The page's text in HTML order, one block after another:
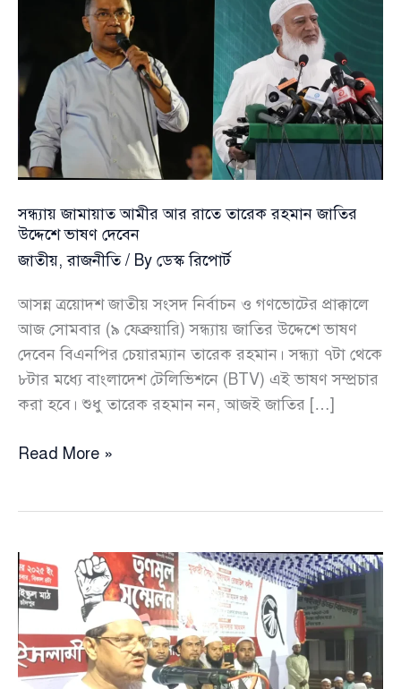
সন্ধ্যায় জামায়াত আমীর আর রাতে তারেক রহমান জাতির
উদ্দেশে ভাষণ দেবেন
জাতীয়,রাজনীতি/ By ডেস্ক রিপোর্ট
আসন্ন ত্রয়োদশ জাতীয় সংসদ নির্বাচন ও গণভোটের প্রাক্কালে
আজ সোমবার (৯ ফেব্রুয়ারি) সন্ধ্যায় জাতির উদ্দেশে ভাষণ
দেবেন বিএনপির চেয়ারম্যান তারেক রহমান। সন্ধ্যা ৭টা থেকে
৮টার মধ্যে বাংলাদেশ টেলিভিশনে (BTV) এই ভাষণ সম্প্রচার
করা হবে। শুধু তারেক রহমান নন, আজই জাতির […]
সন্ধ্যায়
রাতে
তারেক
রহমান
জাতির
উদ্দেশে
ভাষণ
Read More »